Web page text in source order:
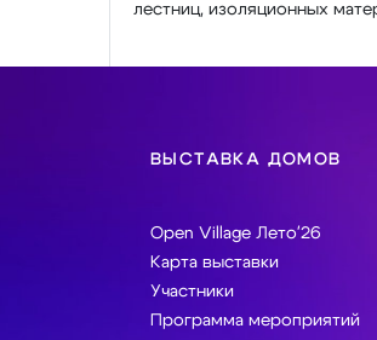
лестниц, изоляционных
ВЫСТАВКА ДОМОВ
Open Village Лето'26
Карта выставки
Участники
Программа мероприятий